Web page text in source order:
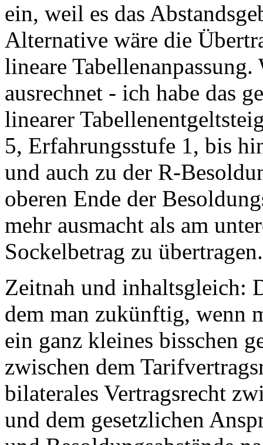
ein, weil es das
Alternative wäre die
lineare
ausrechnet - ich habe das
linearer
5, Erfahrungsstufe 1, bis
und auch zu der R-
oberen Ende der
mehr ausmacht als am
Sockelbetrag zu übertragen.
Zeitnah und inhaltsgleich:
dem man zukünftig, wenn
ein ganz kleines bisschen
zwischen dem
bilaterales Vertragsrecht
und dem gesetzlichen